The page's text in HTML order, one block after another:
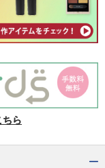
ちら